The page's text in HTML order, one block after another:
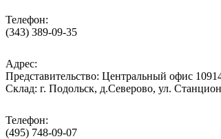
Телефон:
(343) 389-09-35
Адрес:
Представительство: Центральный офис
Cклад: г. Подольск, д.Северово, ул.
Телефон:
(495) 748-09-07